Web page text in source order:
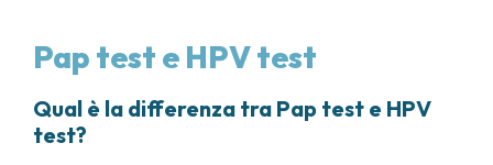
Pap test e HPV test
Qual è la differenza tra Pap test e HPV
test?